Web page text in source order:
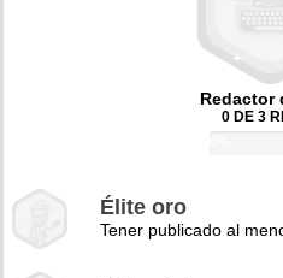
Redactor
0 DE 3
Élite oro
Tener publicado al